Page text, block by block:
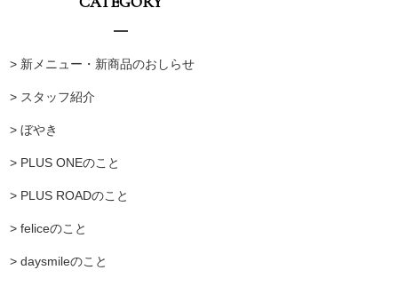
> 新メニュー・新商品のおしらせ
> スタッフ紹介
> ぼやき
> PLUS ONEのこと
> PLUS ROADのこと
> feliceのこと
> daysmileのこと